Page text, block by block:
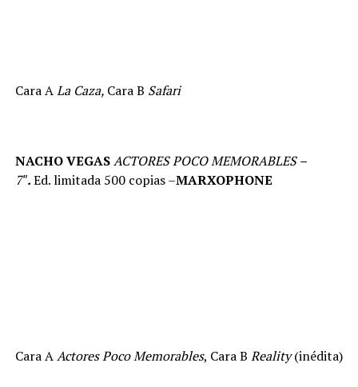
Cara ALa Caza, Cara B Safari
NACHO VEGASACTORES POCO MEMORABLES –
7″.Ed. limitada 500 copias –MARXOPHONE
Cara AActores Poco Memorables, Cara B Reality(inédita)